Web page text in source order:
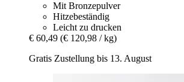
Mit Bronzepulver
Hitzebeständig
Leicht zu drucken
€ 60,49 (€ 120,98 / kg)
Gratis Zustellung bis 13. August